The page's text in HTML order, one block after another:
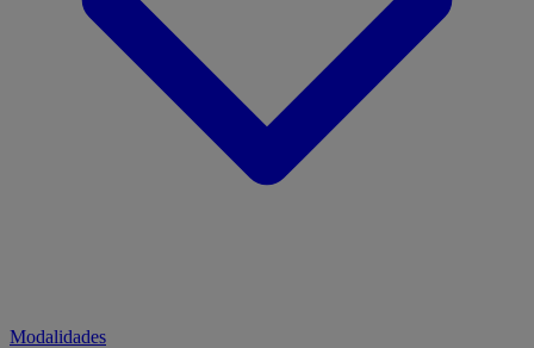
Modalidades